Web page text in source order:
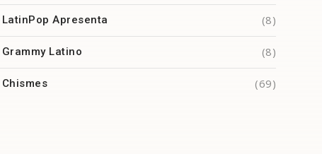
LatinPop Apresenta (8)
Grammy Latino (8)
Chismes (69)